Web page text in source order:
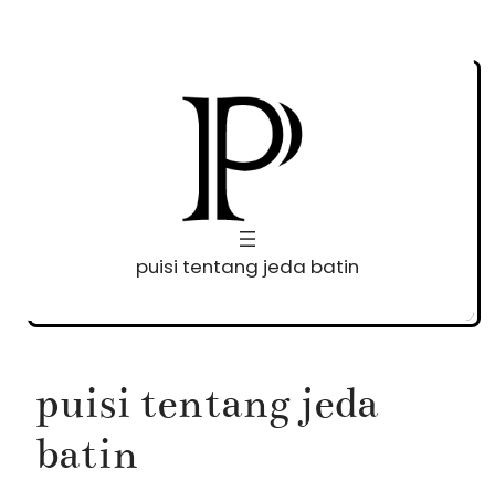
puisi tentang jeda batin
puisi tentang jeda
batin